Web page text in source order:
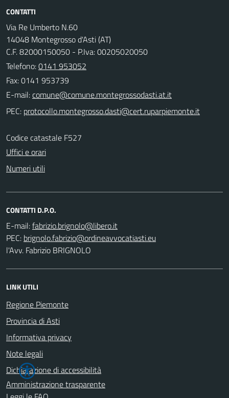
CONTATTI
Via Re Umberto N.60
14048 Montegrosso d'Asti (AT)
C.F. 82000150050 - P.Iva: 00205020050
Telefono:0141 953052
Fax: 0141 953739
E-mail:
PEC:
Codice catastale F527
Uffici e orari
Numeri utili
CONTATTI D.P.O.
E-mail:
PEC:
l'Avv. Fabrizio BRIGNOLO
LINK UTILI
Regione Piemonte
Provincia di Asti
Informativa privacy
Note legali
Dichiarazione di accessibilità
Amministrazione trasparente